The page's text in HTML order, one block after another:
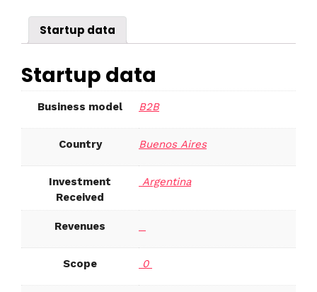
Startup data
Startup data
Business model B2B
Country Buenos Aires
Investment
Received
Argentina
Revenues
Scope 0